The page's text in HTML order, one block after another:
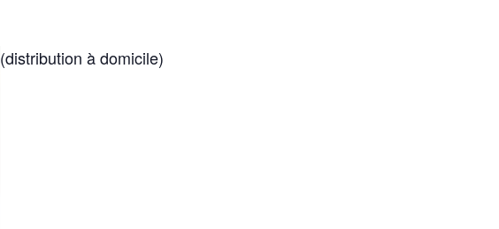
(distribution à domicile)